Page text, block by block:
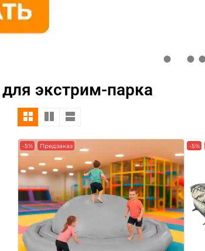
экстрим-парка
-5% Предзаказ -5%